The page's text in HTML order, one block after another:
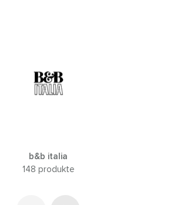
b&b italia
148 produkte